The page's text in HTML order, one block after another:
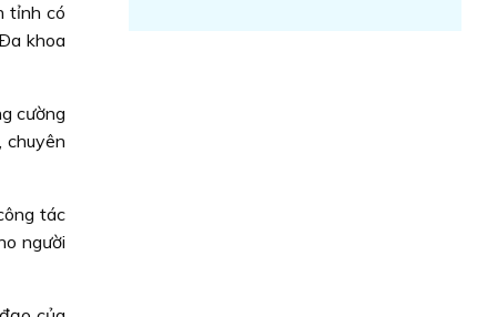
tỉnh có
khoa
cường
chuyên
tác
người